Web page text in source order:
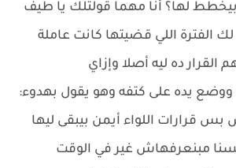
لها؟ أنا مهما قولتلك يا طيف
اللي قضيتها كانت عاملة
ده ليه أصلا وإزاي
يده على كتفه وهو يقول بهدوء:
قرارات اللواء أيمن بيبقى ليها
مبنعرفهاش غير في الوقت